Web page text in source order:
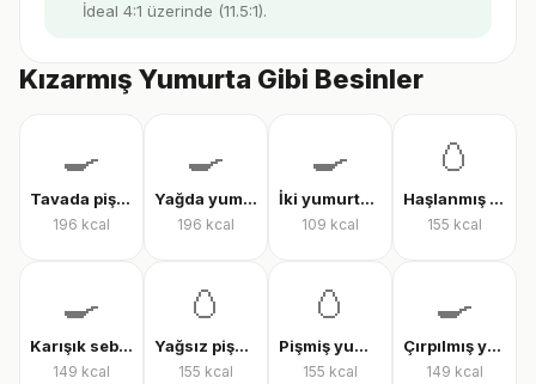
İdeal 4:1 üzerinde (11.5:1).
Kızarmış Yumurta Gibi Besinler
🍳
Tavada pişmiş yumurta
196 kcal
🍳
Yağda yumurta
196 kcal
🍳
İki yumurtalı menemen
109 kcal
🥚
Haşlanmış tam yumurta
155 kcal
🍳
Karışık sebzeli omlet
149 kcal
🥚
Yağsız pişmiş yumurta
155 kcal
🥚
Pişmiş yumurta
155 kcal
🍳
Çırpılmış yumurta
149 kcal